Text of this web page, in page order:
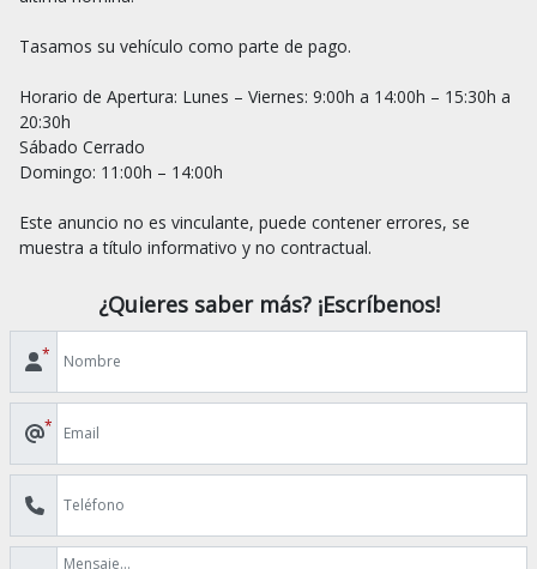
Tasamos su vehículo como parte de pago.
Horario de Apertura: Lunes – Viernes: 9:00h a 14:00h – 15:30h a
20:30h
Sábado Cerrado
Domingo: 11:00h – 14:00h
Este anuncio no es vinculante, puede contener errores, se
¿Quieres saber más? ¡Escríbenos!
*
*